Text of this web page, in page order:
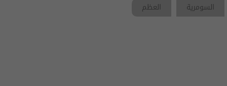
السومرية
العظم